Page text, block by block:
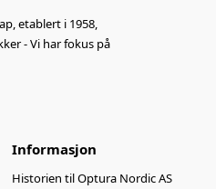
etablert i 1958,
- Vi har fokus på
Informasjon
Historien til Optura Nordic AS